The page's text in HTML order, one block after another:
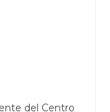
del Centro